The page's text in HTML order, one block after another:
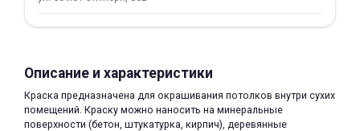
Описание и характеристики
Краска предназначена для окрашивания потолков внутри сухих
помещений. Краску можно наносить на минеральные
поверхности (бетон, штукатурка, кирпич), деревянные